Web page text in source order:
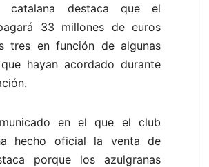
catalana destaca que el
33 millones de euros
tres en función de algunas
hayan acordado durante
en el que el club
hecho oficial la venta de
porque los azulgranas